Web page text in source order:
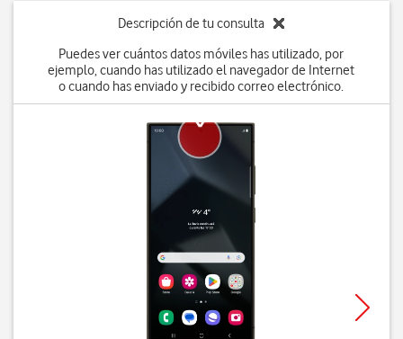
Descripción de tu consulta
Puedes ver cuántos datos móviles has utilizado, por
ejemplo, cuando has utilizado el navegador de Internet
o cuando has enviado y recibido correo electrónico.